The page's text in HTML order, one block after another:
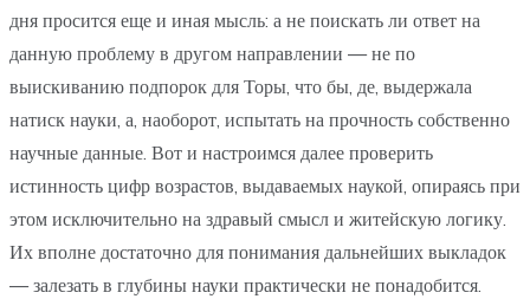
дня просится еще и иная мысль: а не поискать ли ответ на
данную проблему в другом направлении — не по
выискиванию подпорок для Торы, что бы, де, выдержала
натиск науки, а, наоборот, испытать на прочность собственно
научные данные. Вот и настроимся далее проверить
истинность цифр возрастов, выдаваемых наукой, опираясь при
этом исключительно на здравый смысл и житейскую логику.
Их вполне достаточно для понимания дальнейших выкладок
— залезать в глубины науки практически не понадобится.